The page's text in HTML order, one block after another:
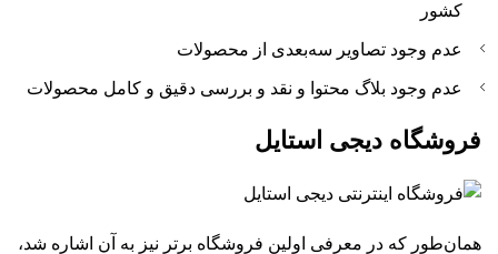
کشور
عدم وجود تصاویر سه‌بعدی از محصولات
عدم وجود بلاگ محتوا و نقد و بررسی دقیق و کامل محصولات
فروشگاه دیجی استایل
همان‌طور که در معرفی اولین فروشگاه برتر نیز به آن اشاره شد،